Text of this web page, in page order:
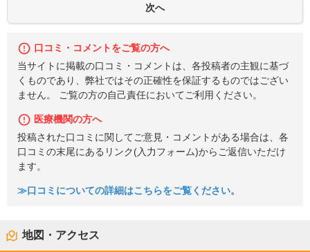
口コミ・コメントをご覧の方へ
当サイトに掲載の口コミ・コメントは、各投稿者の主観に基づ
くものであり、弊社ではその正確性を保証するものではござい
ません。 ご覧の方の自己責任においてご利用ください。
医療機関の方へ
投稿された口コミに関してご意見・コメントがある場合は、各
口コミの末尾にあるリンク(入力フォーム)からご返信いただけ
ます。
≫口コミについての詳細はこちらをご覧ください。
地図・アクセス